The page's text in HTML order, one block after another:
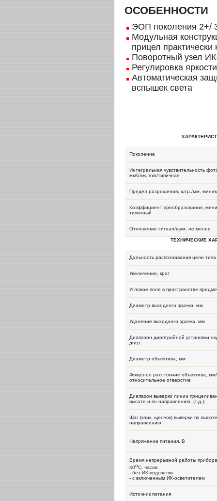
ОСОБЕННОСТИ
ЭОП поколения 2+/
Модульная
прицел
Поворотный узел
Регулировка
Автоматическая
вспышек света
Поколение
Интегральная чувствительность
мкА/лм, min/типичная
Предел разрешения, штр./мм,
Коэффициент преобразования,
типичный
Отношение сигнал/шум, не менее
ТЕХНИЧЕСКИЕ
Дальность распознавания цели
Увеличение, крат
Угловое поле в пространстве
Диаметр выходного зрачка, мм
Удаление выходного зрачка, мм
Диапазон диоптрийной установки
дптр.
Диаметр объектива, мм
Фокусное расстояние объектива, мм/
относительное отверстие
Диапазон выверки линии
высоте и по направлению, (т.д.):
Шаг (клик, щелчок) выверки по
направлению:
Напряжение питания, В
Время непрерывной работы
40oC, часов:
- без ИК-подсветки
- с включенным ИК-осветителем
Источник питания